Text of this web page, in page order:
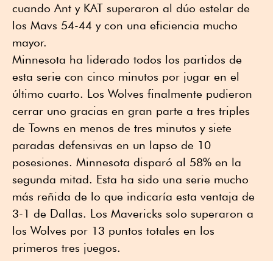
cuando Ant y KAT superaron al dúo estelar de
los Mavs 54-44 y con una eficiencia mucho
mayor.
Minnesota ha liderado todos los partidos de
esta serie con cinco minutos por jugar en el
último cuarto. Los Wolves finalmente pudieron
cerrar uno gracias en gran parte a tres triples
de Towns en menos de tres minutos y siete
paradas defensivas en un lapso de 10
posesiones. Minnesota disparó al 58% en la
segunda mitad. Esta ha sido una serie mucho
más reñida de lo que indicaría esta ventaja de
3-1 de Dallas. Los Mavericks solo superaron a
los Wolves por 13 puntos totales en los
primeros tres juegos.